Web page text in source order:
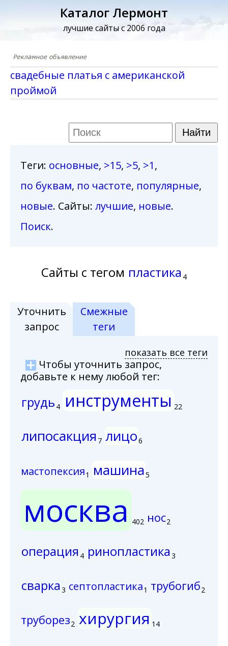
Каталог Лермонт
лучшие сайты с 2006 года
свадебные платья с американской
проймой
Теги: основные, >15, >5, >1,
по буквам, по частоте, популярные,
новые. Сайты: лучшие, новые.
Поиск.
Сайты с тегом пластика 4
Уточнить
запрос
Смежные
теги
показать все теги
Чтобы уточнить запрос,
добавьте к нему любой тег:
грудь 4 инструменты 22
липосакция 7 лицо6
мастопексия1 машина5
москва 402 нос2
операция 4 ринопластика 3
сварка 3 септопластика1 трубогиб2
труборез2 хирургия 14